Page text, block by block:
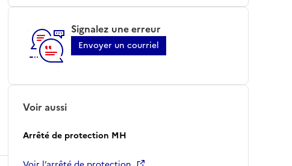
Signalez une erreur
Envoyer un courriel
Voir aussi
Arrêté de protection MH